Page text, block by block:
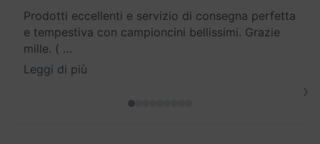
Prodotti eccellenti e servizio di consegna perfetta
e tempestiva con campioncini bellissimi. Grazie
mille. ( …
Leggi di più
›